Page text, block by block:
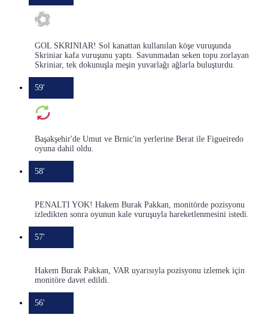
GOL SKRINIAR! Sol kanattan kullanılan köşe vuruşunda
Skriniar kafa vuruşunu yaptı. Savunmadan seken topu zorlayan
Skriniar, tek dokunuşla meşin yuvarlağı ağlarla buluşturdu.
59'
Başakşehir'de Umut ve Brnic'in yerlerine Berat ile Figueiredo
oyuna dahil oldu.
58'
PENALTI YOK! Hakem Burak Pakkan, monitörde pozisyonu
izledikten sonra oyunun kale vuruşuyla hareketlenmesini istedi.
57'
Hakem Burak Pakkan, VAR uyarısıyla pozisyonu izlemek için
monitöre davet edildi.
56'